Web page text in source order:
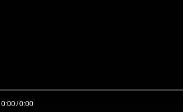
0:00/0:00